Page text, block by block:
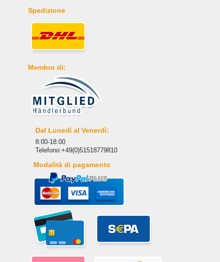
Spedizione
Membro di:
Dal Lunedì al Venerdì:
8:00-18:00
Telefono:+49(0)51518779810
Modalità di pagamento